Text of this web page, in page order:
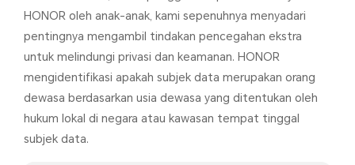
HONOR oleh anak-anak, kami sepenuhnya menyadari
pentingnya mengambil tindakan pencegahan ekstra
untuk melindungi privasi dan keamanan. HONOR
mengidentifikasi apakah subjek data merupakan orang
dewasa berdasarkan usia dewasa yang ditentukan oleh
hukum lokal di negara atau kawasan tempat tinggal
subjek data.